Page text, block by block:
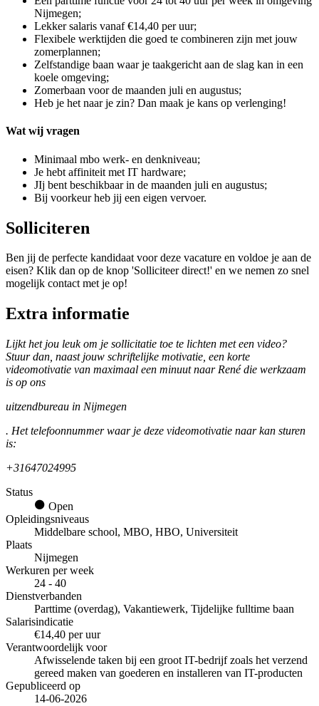
Nijmegen;
Lekker salaris vanaf €14,40 per uur;
Flexibele werktijden die goed te combineren zijn met jouw
zomerplannen;
Zelfstandige baan waar je taakgericht aan de slag kan in een
koele omgeving;
Zomerbaan voor de maanden juli en augustus;
Heb je het naar je zin? Dan maak je kans op verlenging!
Wat wij vragen
Minimaal mbo werk- en denkniveau;
Je hebt affiniteit met IT hardware;
JIj bent beschikbaar in de maanden juli en augustus;
Bij voorkeur heb jij een eigen vervoer.
Solliciteren
Ben jij de perfecte kandidaat voor deze vacature en voldoe je aan de
eisen? Klik dan op de knop 'Solliciteer direct!' en we nemen zo snel
mogelijk contact met je op!
Extra informatie
Lijkt het jou leuk om je sollicitatie toe te lichten met een video?
Stuur dan, naast jouw schriftelijke motivatie, een korte
videomotivatie van maximaal een minuut naar René die werkzaam
is op ons
uitzendbureau in Nijmegen
. Het telefoonnummer waar je deze videomotivatie naar kan sturen
is:
+31647024995
Status
Open
Opleidingsniveaus
Middelbare school, MBO, HBO, Universiteit
Plaats
Nijmegen
Werkuren per week
24 - 40
Dienstverbanden
Parttime (overdag), Vakantiewerk, Tijdelijke fulltime baan
Salarisindicatie
€14,40 per uur
Verantwoordelijk voor
Afwisselende taken bij een groot IT-bedrijf zoals het verzend
gereed maken van goederen en installeren van IT-producten
Gepubliceerd op
14-06-2026